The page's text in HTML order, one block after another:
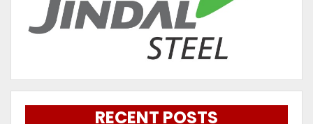
RECENT POSTS